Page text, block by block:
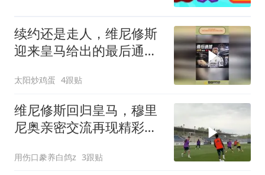
续约还是走人，维尼修斯
迎来皇马给出的最后通
太阳炒鸡蛋 4跟贴
维尼修斯回归皇马，穆里
尼奥亲密交流再现精彩瞬
用伤口豢养白鸽z 3跟贴